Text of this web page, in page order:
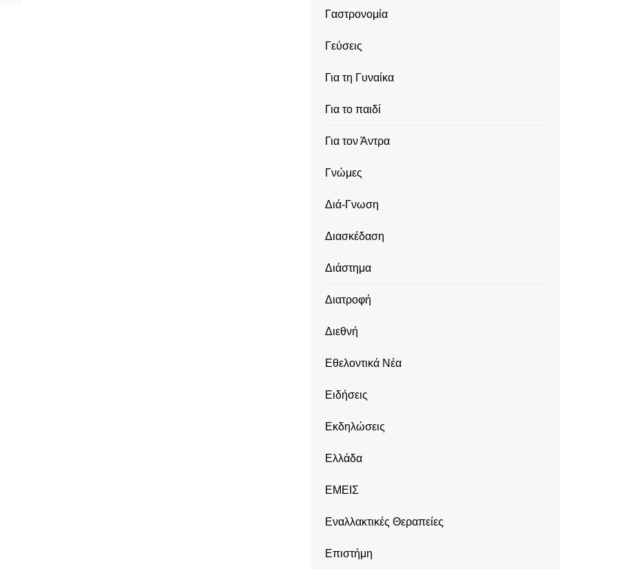
Γαστρονομία
Γεύσεις
Για τη Γυναίκα
Για το παιδί
Για τον Άντρα
Γνώμες
Διά-Γνωση
Διασκέδαση
Διάστημα
Διατροφή
Διεθνή
Εθελοντικά Νέα
Ειδήσεις
Εκδηλώσεις
Ελλάδα
ΕΜΕΙΣ
Εναλλακτικές Θεραπείες
Επιστήμη